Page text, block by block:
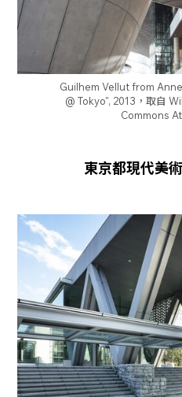
Guilhem Vellut from
@ Tokyo", 2013，取自
Commons
東京都現代美